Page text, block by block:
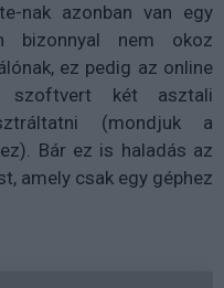
nak azonban van egy
bizonnyal nem okoz
ez pedig az online
szoftvert két asztali
(mondjuk a
Bár ez is haladás az
amely csak egy géphez